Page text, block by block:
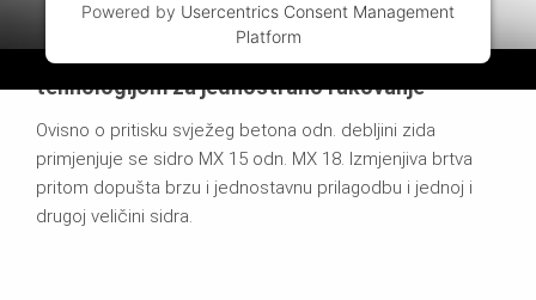
Powered by Usercentrics Consent Management
Platform
MAXIMO okvirna oplata: oplata s MX sidrenom
tehnologijom za jednostrano rukovanje
Ovisno o pritisku svježeg betona odn. debljini zida
primjenjuje se sidro MX 15 odn. MX 18. Izmjenjiva brtva
pritom dopušta brzu i jednostavnu prilagodbu i jednoj i
drugoj veličini sidra.